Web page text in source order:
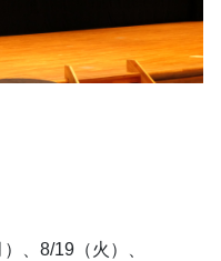
、8/19（火）、